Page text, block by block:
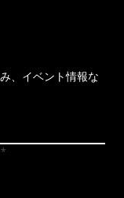
、イベント情報な